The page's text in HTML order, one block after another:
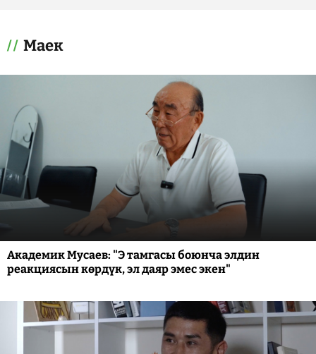
Маек
Академик Мусаев: "Э тамгасы боюнча элдин
реакциясын көрдүк, эл даяр эмес экен"